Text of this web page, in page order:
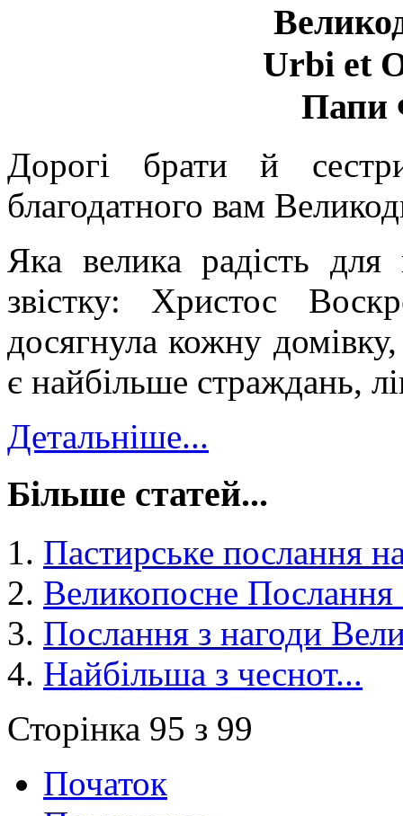
Urbi et
Папи
Дорогі брати й
благодатного вам
Яка велика радість
звістку: Христос
досягнула кожну
є найбільше страждань,
Детальніше...
Більше статей...
Пастирське послання
Великопосне
Послання з нагоди
Найбільша з чеснот...
Сторінка 95 з 99
Початок